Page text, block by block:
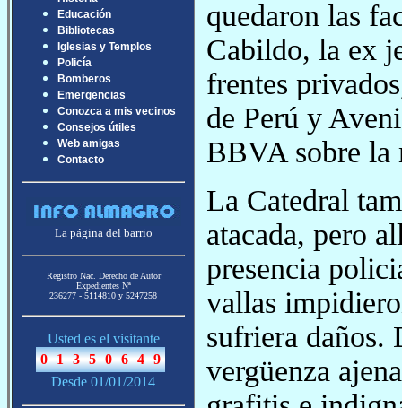
Educación
Bibliotecas
Iglesias y Templos
Policía
Bomberos
Emergencias
Conozca a mis vecinos
Consejos útiles
Web amigas
Contacto
La página del barrio
Registro Nac. Derecho de Autor
Expedientes Nª
236277 - 5114810 y 5247258
Usted es el visitante
Desde 01/01/2014
quedaron las
Cabildo, la ex
frentes
de Perú y
BBVA sobre la
La Catedral
atacada, pero
presencia
vallas
sufriera daños.
vergüenza